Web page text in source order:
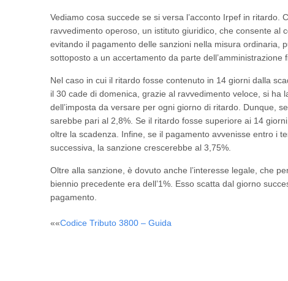
Vediamo cosa succede se si versa l’acconto Irpef in
ravvedimento operoso, un istituto giuridico, che consente al
evitando il pagamento delle sanzioni nella misura ordinaria,
sottoposto a un accertamento da parte dell’amministrazione
Nel caso in cui il ritardo fosse contenuto in 14 giorni dalla
il 30 cade di domenica, grazie al ravvedimento veloce, si
dell’imposta da versare per ogni giorno di ritardo. Dunque,
sarebbe pari al 2,8%. Se il ritardo fosse superiore ai 14
oltre la scadenza. Infine, se il pagamento avvenisse entro i
successiva, la sanzione crescerebbe al 3,75%.
Oltre alla sanzione, è dovuto anche l’interesse legale, che
biennio precedente era dell’1%. Esso scatta dal giorno
pagamento.
Post
««Codice Tributo 3800 – Guida